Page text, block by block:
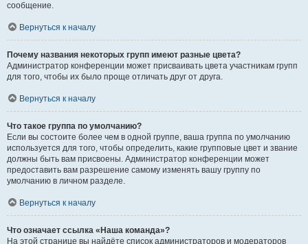
сообщение.
Вернуться к началу
Почему названия некоторых групп имеют разные цвета?
Администратор конференции может присваивать цвета участникам групп
для того, чтобы их было проще отличать друг от друга.
Вернуться к началу
Что такое группа по умолчанию?
Если вы состоите более чем в одной группе, ваша группа по умолчанию
используется для того, чтобы определить, какие групповые цвет и звание
должны быть вам присвоены. Администратор конференции может
предоставить вам разрешение самому изменять вашу группу по
умолчанию в личном разделе.
Вернуться к началу
Что означает ссылка «Наша команда»?
На этой странице вы найдёте список администраторов и модераторов